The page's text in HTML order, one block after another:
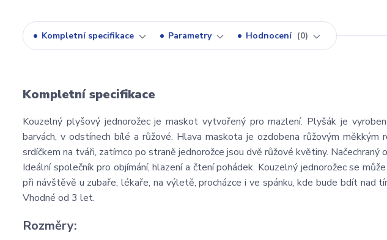
Kompletní specifikace Parametry Hodnocení 0
Kompletní specifikace
Kouzelný plyšový jednorožec je maskot vytvořený pro mazlení. Plyšák je
barvách, v odstínech bílé a růžové. Hlava maskota je ozdobena růžovým měkkým
srdíčkem na tváři, zatímco po straně jednorožce jsou dvě růžové květiny. Načechraný
Ideální společník pro objímání, hlazení a čtení pohádek. Kouzelný jednorožec se
při návštěvě u zubaře, lékaře, na výletě, procházce i ve spánku, kde bude bdít nad
Vhodné od 3 let.
Rozměry: